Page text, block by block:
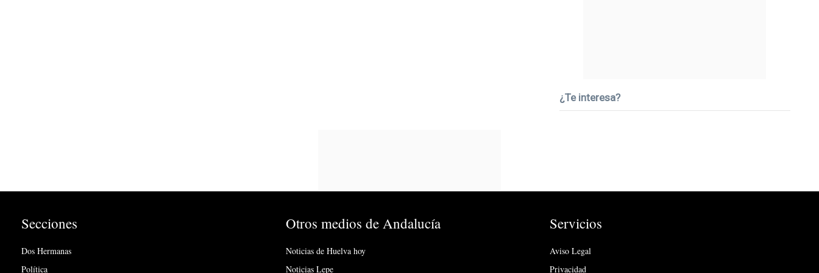
¿Te interesa?
Secciones
Dos Hermanas
Política
Otros medios de Andalucía
Noticias de Huelva hoy
Noticias Lepe
Servicios
Aviso Legal
Privacidad